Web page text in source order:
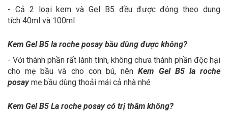
- Cả 2 loại kem và Gel B5 đều được đóng theo dung
tích 40ml và 100ml
Kem Gel B5 la roche posay bầu dùng được không?
- Với thành phần rất lành tính, không chưa thành phần độc hại
cho mẹ bầu và cho con bú, nênKem Gel B5 la roche
posaymẹ bầu dùng thoải mái cả nhà nhé
Kem Gel B5 La roche posay có trị thâm không?